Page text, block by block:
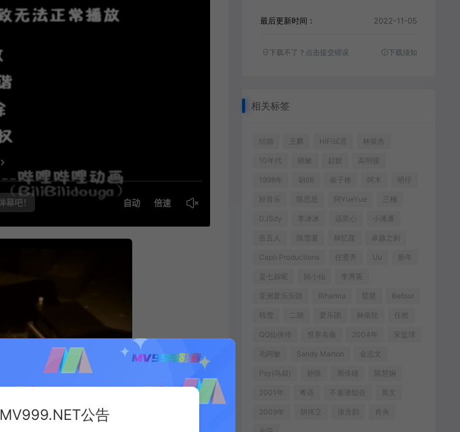
最后更新时间： 2022-11-05
下载不了？点击提交错误 下载须知
相关标签
结婚 王麟 HiFi试音 林俊杰
10年代 晓敏 赵默 高明骏
1998年 胡66 崔子格 阿木 明仔
轻音乐 陈思思 阿YueYue 三楠
DJSdy 李冰冰 温奕心 小潘潘
告五人 陈雪凝 林忆莲 卓越之剑
Capo Productions 任贤齐 Uu 新年
是七叔呢 回小仙 李秀英
亚洲爱乐乐团 Rihanna 琵琶 Befour
韩雪 二胡 爱乐团 林依轮 任然
QQ仙侠传 世界名曲 2004年 宋盐球
毛阿敏 Sandy Marton 金志文
Psy(鸟叔) 孙悦 周传雄 陈慧娴
2001年 粤语 不靠谱组合 英文
2009年 胡伟立 张含韵 肖央
MV999.NET公告